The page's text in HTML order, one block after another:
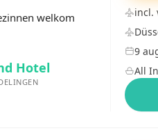
welkom
Hotel
incl.
9
All